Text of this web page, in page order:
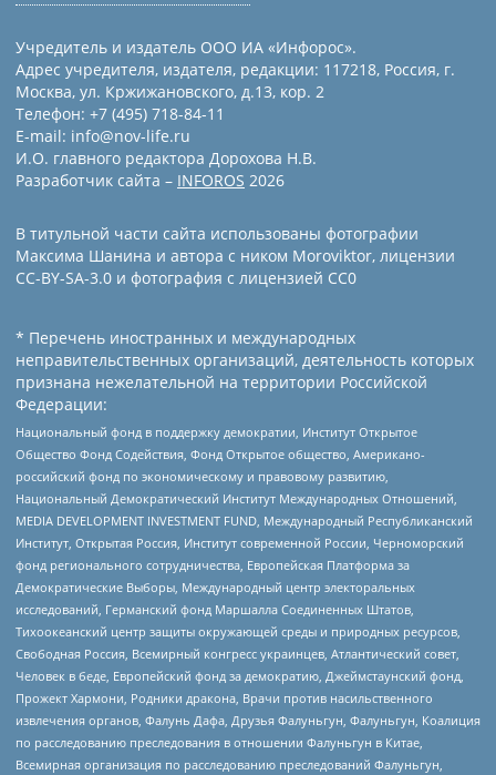
Учредитель и издатель ООО ИА «Инфорос».
Адрес учредителя, издателя, редакции: 117218, Россия, г.
Москва, ул. Кржижановского, д.13, кор. 2
Телефон: +7 (495) 718-84-11
E-mail: info@nov-life.ru
И.О. главного редактора Дорохова Н.В.
Разработчик сайта – INFOROS 2026
В титульной части сайта использованы фотографии
Максима Шанина и автора с ником Moroviktor, лицензии
CC-BY-SA-3.0 и фотография с лицензией СС0
* Перечень иностранных и международных
неправительственных организаций, деятельность которых
признана нежелательной на территории Российской
Федерации:
Национальный фонд в поддержку демократии, Институт Открытое
Общество Фонд Содействия, Фонд Открытое общество, Американо-
российский фонд по экономическому и правовому развитию,
Национальный Демократический Институт Международных Отношений,
MEDIA DEVELOPMENT INVESTMENT FUND, Международный Республиканский
Институт, Открытая Россия, Институт современной России, Черноморский
фонд регионального сотрудничества, Европейская Платформа за
Демократические Выборы, Международный центр электоральных
исследований, Германский фонд Маршалла Соединенных Штатов,
Тихоокеанский центр защиты окружающей среды и природных ресурсов,
Свободная Россия, Всемирный конгресс украинцев, Атлантический совет,
Человек в беде, Европейский фонд за демократию, Джеймстаунский фонд,
Прожект Хармони, Родники дракона, Врачи против насильственного
извлечения органов, Фалунь Дафа, Друзья Фалуньгун, Фалуньгун, Коалиция
по расследованию преследования в отношении Фалуньгун в Китае,
Всемирная организация по расследованию преследований Фалуньгун,